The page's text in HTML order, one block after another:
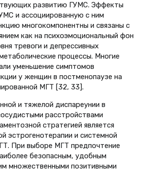
развитию ГУМС. Эффекты
и ассоциированную с ним
многокомпонентны и связаны с
как на психоэмоциональный фон
тревоги и депрессивных
процессы. Многие
уменьшение симптомов
у женщин в постменопаузе на
МГТ [32, 33].
и тяжелой диспареунии в
расстройствами
стратегией является
эстрогенотерапии и системной
При выборе МГТ предпочтение
безопасным, удобным
множественными позитивными